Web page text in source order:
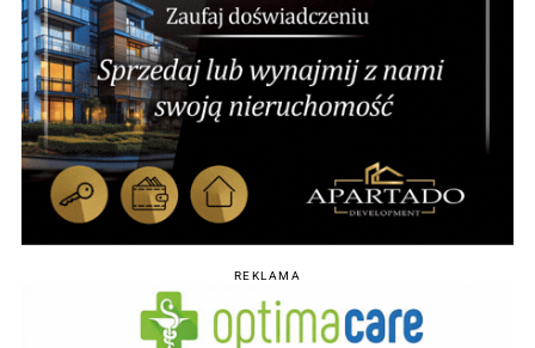
REKLAMA